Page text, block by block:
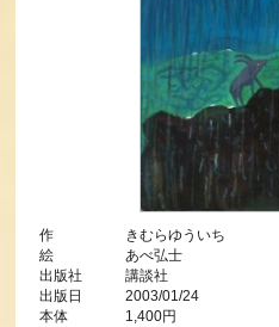
作 きむらゆういち
絵 あべ弘士
出版社 講談社
出版日 2003/01/24
本体 1,400円